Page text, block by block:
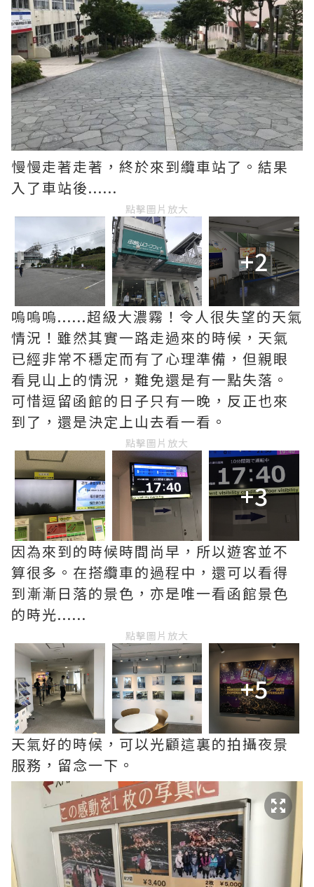
慢慢走著走著，終於來到纜車站了。結果
入了車站後......
點擊圖片放大
+2
嗚嗚嗚......超級大濃霧！令人很失望的天氣
情況！雖然其實一路走過來的時候，天氣
已經非常不穩定而有了心理準備，但親眼
看見山上的情況，難免還是有一點失落。
可惜逗留函館的日子只有一晚，反正也來
到了，還是決定上山去看一看。
點擊圖片放大
+3
因為來到的時候時間尚早，所以遊客並不
算很多。在搭纜車的過程中，還可以看得
到漸漸日落的景色，亦是唯一看函館景色
的時光......
點擊圖片放大
+5
天氣好的時候，可以光顧這裏的拍攝夜景
服務，留念一下。